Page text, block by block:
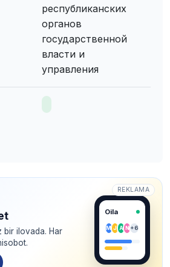
республиканских
органов
государственной
власти и
управления
REKLAMA
bir ilovada. Har
Oila
M J A N+6